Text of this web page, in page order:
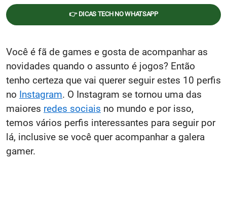
👉 DICAS TECH NO WHATSAPP
Você é fã de games e gosta de acompanhar as
novidades quando o assunto é jogos? Então
tenho certeza que vai querer seguir estes 10 perfis
no Instagram. O Instagram se tornou uma das
maiores redes sociais no mundo e por isso,
temos vários perfis interessantes para seguir por
lá, inclusive se você quer acompanhar a galera
gamer.